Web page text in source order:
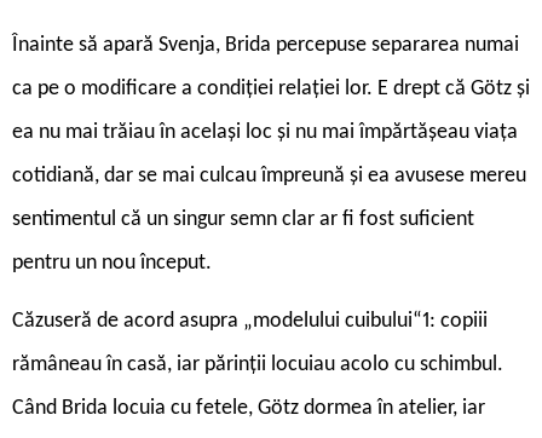
Înainte să apară Svenja, Brida percepuse separarea numai
ca pe o modificare a condiției relației lor. E drept că Götz și
ea nu mai trăiau în același loc și nu mai împărtășeau viața
cotidiană, dar se mai culcau împreună și ea avusese mereu
sentimentul că un singur semn clar ar fi fost suficient
pentru un nou început.
Căzuseră de acord asupra „modelului cuibului“1: copiii
rămâneau în casă, iar părinții locuiau acolo cu schimbul.
Când Brida locuia cu fetele, Götz dormea în atelier, iar